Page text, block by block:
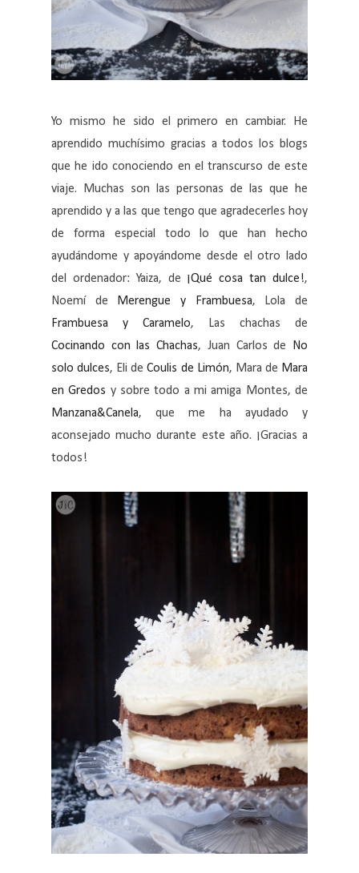
Yo mismo he sido el primero en cambiar. He
aprendido muchísimo gracias a todos los blogs
que he ido conociendo en el transcurso de este
viaje. Muchas son las personas de las que he
aprendido y a las que tengo que agradecerles hoy
de forma especial todo lo que han hecho
ayudándome y apoyándome desde el otro lado
del ordenador: Yaiza, de ¡Qué cosa tan dulce!,
Noemí de Merengue y Frambuesa, Lola de
Frambuesa y Caramelo, Las chachas de
Cocinando con las Chachas, Juan Carlos de
No
solo dulces, Eli deCoulis de Limón, Mara de Mara
en Gredos y sobre todo a mi amiga Montes, de
Manzana&Canela, que me ha ayudado y
aconsejado mucho durante este año. ¡Gracias a
todos!